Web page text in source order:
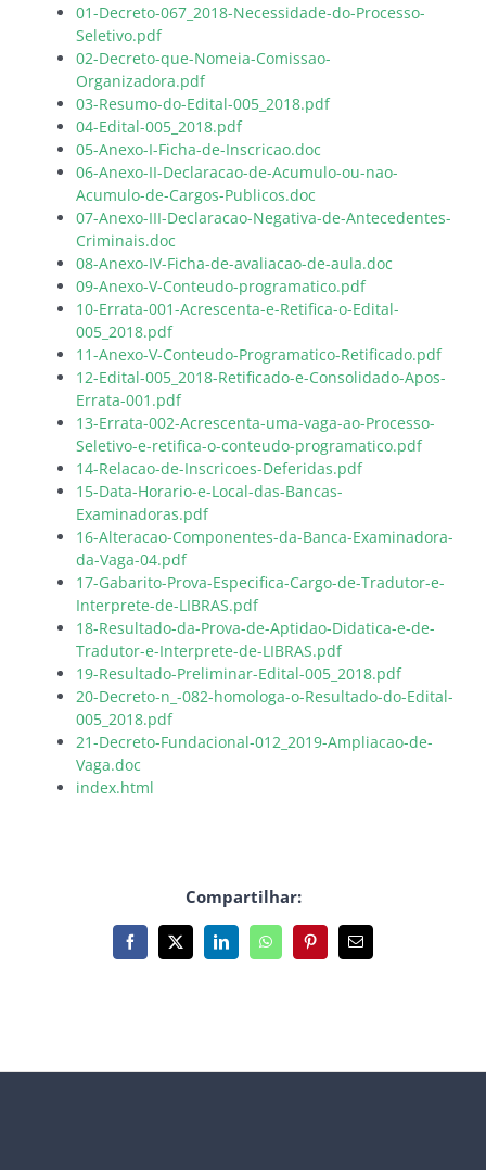
01-Decreto-067_2018-Necessidade-do-Processo-
Seletivo.pdf
02-Decreto-que-Nomeia-Comissao-
Organizadora.pdf
03-Resumo-do-Edital-005_2018.pdf
04-Edital-005_2018.pdf
05-Anexo-I-Ficha-de-Inscricao.doc
06-Anexo-II-Declaracao-de-Acumulo-ou-nao-
Acumulo-de-Cargos-Publicos.doc
07-Anexo-III-Declaracao-Negativa-de-Antecedentes-
Criminais.doc
08-Anexo-IV-Ficha-de-avaliacao-de-aula.doc
09-Anexo-V-Conteudo-programatico.pdf
10-Errata-001-Acrescenta-e-Retifica-o-Edital-
005_2018.pdf
11-Anexo-V-Conteudo-Programatico-Retificado.pdf
12-Edital-005_2018-Retificado-e-Consolidado-Apos-
Errata-001.pdf
13-Errata-002-Acrescenta-uma-vaga-ao-Processo-
Seletivo-e-retifica-o-conteudo-programatico.pdf
14-Relacao-de-Inscricoes-Deferidas.pdf
15-Data-Horario-e-Local-das-Bancas-
Examinadoras.pdf
16-Alteracao-Componentes-da-Banca-Examinadora-
da-Vaga-04.pdf
17-Gabarito-Prova-Especifica-Cargo-de-Tradutor-e-
Interprete-de-LIBRAS.pdf
18-Resultado-da-Prova-de-Aptidao-Didatica-e-de-
Tradutor-e-Interprete-de-LIBRAS.pdf
19-Resultado-Preliminar-Edital-005_2018.pdf
20-Decreto-n_-082-homologa-o-Resultado-do-Edital-
005_2018.pdf
21-Decreto-Fundacional-012_2019-Ampliacao-de-
Vaga.doc
index.html
Compartilhar:
Facebook
X LinkedInWhatsAppPinterest
E-
mail